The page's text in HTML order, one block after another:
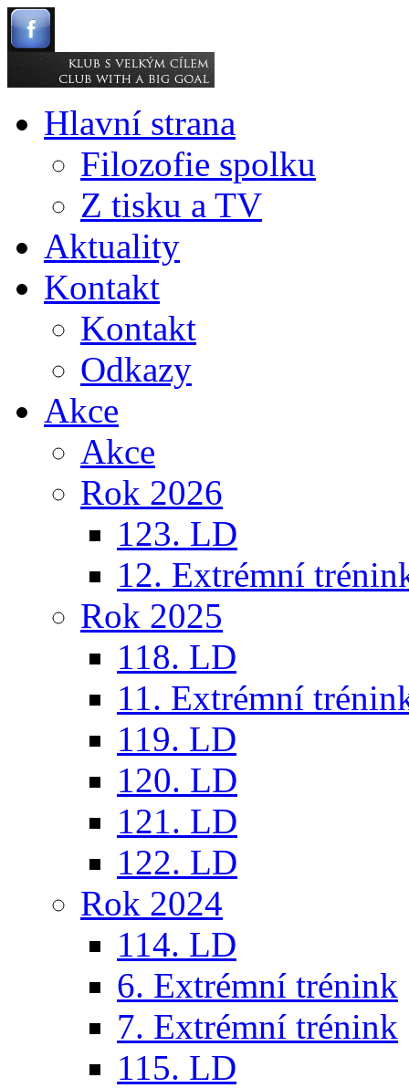
Hlavní strana
Filozofie spolku
Z tisku a TV
Aktuality
Kontakt
Kontakt
Odkazy
Akce
Akce
Rok 2026
123. LD
12. Extrémní
Rok 2025
118. LD
11. Extrémní
119. LD
120. LD
121. LD
122. LD
Rok 2024
114. LD
6. Extrémní trénink
7. Extrémní trénink
115. LD